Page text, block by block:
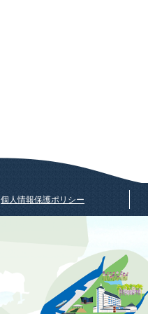
個人情報保護ポリシー